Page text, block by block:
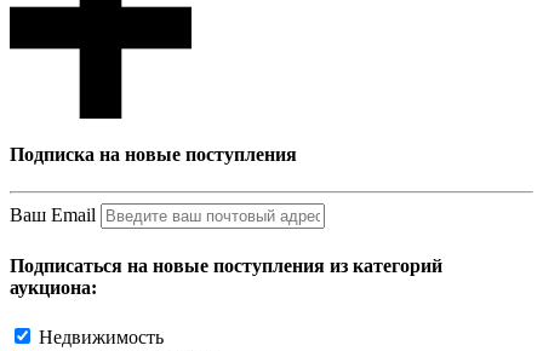
Подписка на новые поступления
Ваш Email
Подписаться на новые поступления из категорий
аукциона:
Недвижимость